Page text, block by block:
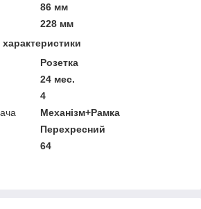
86 мм
228 мм
Розетка
24 мес.
4
Механізм+Рамка
Перехресний
64